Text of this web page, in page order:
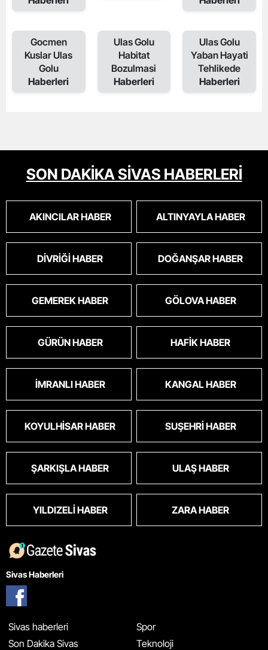
Gocmen
Kuslar Ulas
Golu
Haberleri
Ulas Golu
Habitat
Bozulmasi
Haberleri
Ulas Golu
Yaban Hayati
Tehlikede
Haberleri
SON DAKİKA SİVAS HABERLERİ
AKINCILAR HABER ALTINYAYLA HABER
DIVRIĞI HABER DOĞANŞAR HABER
GEMEREK HABER GÖLOVA HABER
GÜRÜN HABER HAFIK HABER
İMRANLI HABER KANGAL HABER
KOYULHISAR HABER SUŞEHRI HABER
ŞARKIŞLA HABER ULAŞ HABER
YILDIZELI HABER ZARA HABER
Sivas Haberleri
Sivas haberleri
Son Dakika Sivas
Spor
Teknoloji